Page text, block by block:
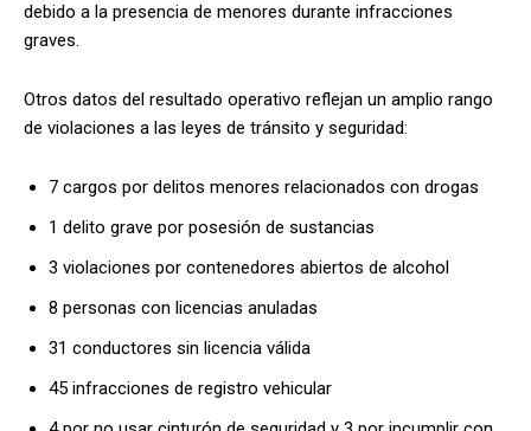
debido a la presencia de menores durante infracciones
graves.
Otros datos del resultado operativo reflejan un amplio rango
de violaciones a las leyes de tránsito y seguridad:
7 cargos por delitos menores relacionados con drogas
1 delito grave por posesión de sustancias
3 violaciones por contenedores abiertos de alcohol
8 personas con licencias anuladas
31 conductores sin licencia válida
45 infracciones de registro vehicular